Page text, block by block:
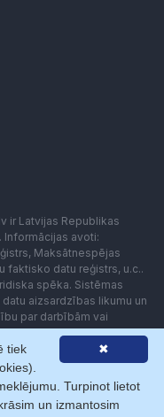
ir Latvijas Republikas
Informācijas avoti:
Maksātnespējas
faktisko datu reģistrs, u.c..
spēka. Sistēmas
aizsardzības likumu un
par darbībām vai
Lietotājam aizliegts
vai iekārtas (robotus)
ar Firmas.lv. Galvenā
ar
✖
tiek
Turpinot lietot
un izmantosim